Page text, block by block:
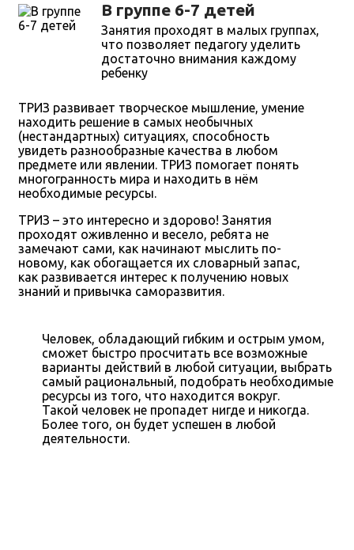
В группе 6-7 детей
Занятия проходят в малых группах,
что позволяет педагогу уделить
достаточно внимания каждому
ребенку
ТРИЗ развивает творческое мышление, умение
находить решение в самых необычных
(нестандартных) ситуациях, способность
увидеть разнообразные качества в любом
предмете или явлении. ТРИЗ помогает понять
многогранность мира и находить в нём
необходимые ресурсы.
ТРИЗ – это интересно и здорово! Занятия
проходят оживленно и весело, ребята не
замечают сами, как начинают мыслить по-
новому, как обогащается их словарный запас,
как развивается интерес к получению новых
знаний и привычка саморазвития.
Человек, обладающий гибким и острым умом,
сможет быстро просчитать все возможные
варианты действий в любой ситуации, выбрать
самый рациональный, подобрать необходимые
ресурсы из того, что находится вокруг.
Такой человек не пропадет нигде и никогда.
Более того, он будет успешен в любой
деятельности.